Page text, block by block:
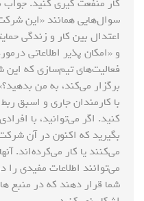
کار منفعت گیری کنید. جواب
سوال‌هایی همانند «این
اعتدال بین کار و زندگی
و «امکان پذیر اطلاعاتی
فعالیت‌های تیم‌سازی که
برگزار می‌کند، به من
با کارمندان جاری و اسبق ربط
کنید. اگر می‌توانید، با
بگیرید که اکنون در آن
می‌کنند یا کار می‌کرده‌اند. آنها
می‌توانند اطلاعات مفیدی را
شما قرار دهند که در منبع